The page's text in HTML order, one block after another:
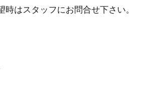
はスタッフにお問合せ下さい。